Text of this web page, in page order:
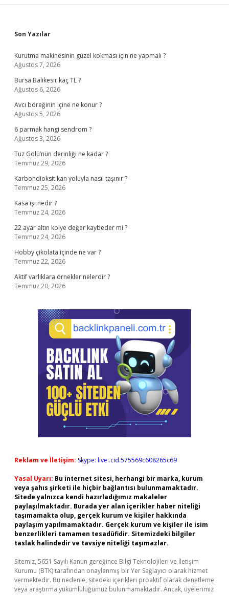
Sidebar
Son Yazılar
Kurutma makinesinin güzel kokması için ne yapmalı ?
Ağustos 7, 2026
Bursa Balıkesir kaç TL ?
Ağustos 6, 2026
Avcı böreğinin içine ne konur ?
Ağustos 5, 2026
6 parmak hangi sendrom ?
Ağustos 3, 2026
Tuz Gölü’nün derinliği ne kadar ?
Temmuz 29, 2026
Karbondioksit kan yoluyla nasıl taşınır ?
Temmuz 25, 2026
Kasa işi nedir ?
Temmuz 24, 2026
22 ayar altın kolye değer kaybeder mi ?
Temmuz 24, 2026
Hobby çikolata içinde ne var ?
Temmuz 22, 2026
Aktif varlıklara örnekler nelerdir ?
Temmuz 20, 2026
Reklam ve İletişim: Skype: live:.cid.575569c608265c69
Yasal Uyarı: Bu internet sitesi, herhangi bir marka, kurum
veya şahıs şirketi ile hiçbir bağlantısı bulunmamaktadır.
Sitede yalnızca kendi hazırladığımız makaleler
paylaşılmaktadır. Burada yer alan içerikler haber niteliği
taşımamakta olup, gerçek kurum ve kişiler hakkında
paylaşım yapılmamaktadır. Gerçek kurum ve kişiler ile isim
benzerlikleri tamamen tesadüfidir. Sitemizdeki bilgiler
taslak halindedir ve tavsiye niteliği taşımazlar.
Sitemiz, 5651 Sayılı Kanun gereğince Bilgi Teknolojileri ve İletişim
Kurumu (BTK) tarafından onaylanmış bir Yer Sağlayıcı olarak hizmet
vermektedir. Bu nedenle, sitedeki içerikleri proaktif olarak denetleme
veya araştırma yükümlülüğümüz bulunmamaktadır. Ancak, üyelerimiz